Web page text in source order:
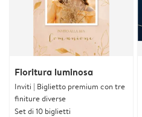
Fioritura luminosa
Inviti | Biglietto premium con tre
finiture diverse
Set di 10 biglietti